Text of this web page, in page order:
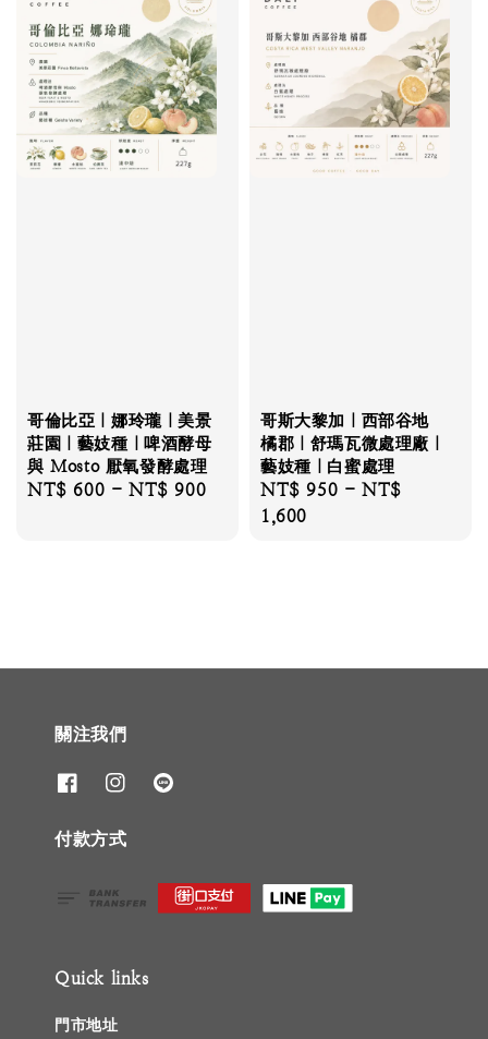
哥倫比亞｜娜玲瓏｜美景
莊園｜藝妓種｜啤酒酵母
與 Mosto 厭氧發酵處理
Regular
NT$ 600 -NT$ 900
哥斯大黎加｜西部谷地
橘郡｜舒瑪瓦微處理廠｜
藝妓種｜白蜜處理
Regular
price
NT$ 950 -NT$
1,600
關注我們
付款方式
Quick links
門市地址